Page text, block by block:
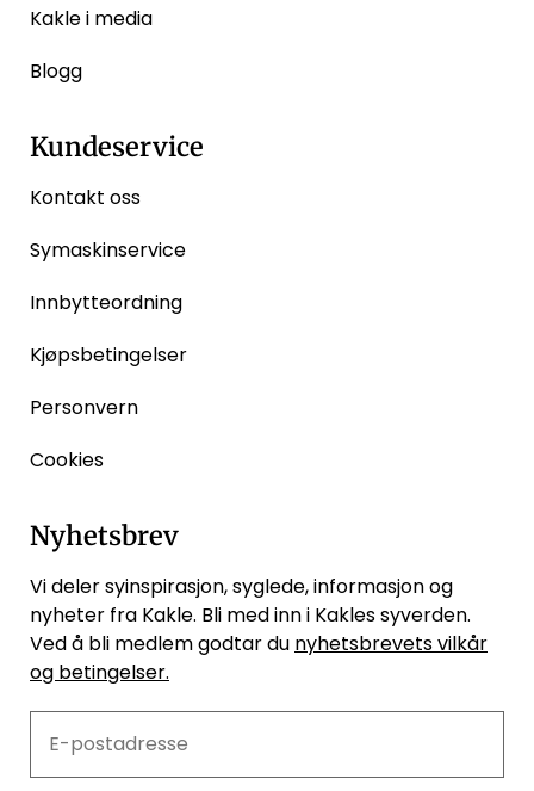
Kakle i media
Blogg
Kundeservice
Kontakt oss
Symaskinservice
Innbytteordning
Kjøpsbetingelser
Personvern
Cookies
Nyhetsbrev
Vi deler syinspirasjon, syglede, informasjon og
nyheter fra Kakle. Bli med inn i Kakles syverden.
Ved å bli medlem godtar du nyhetsbrevets vilkår
og betingelser.